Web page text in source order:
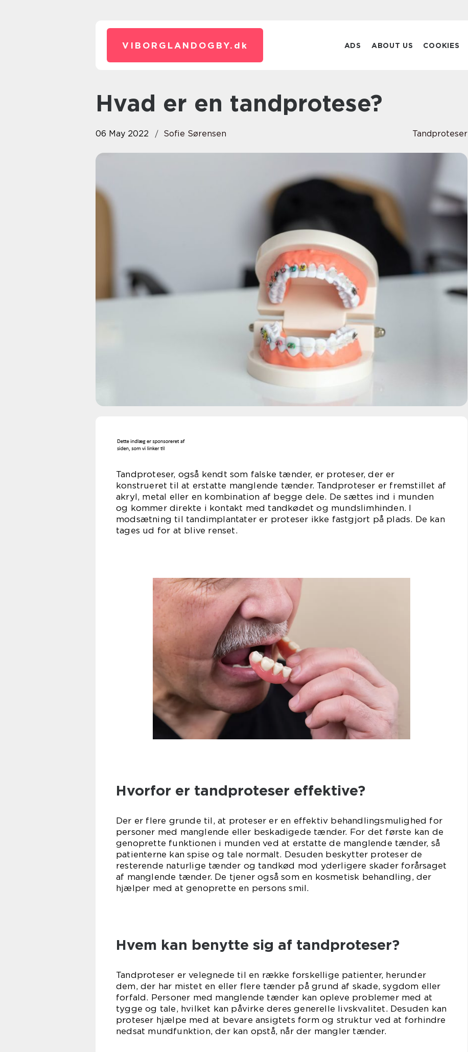
VIBORGLANDOGBY. dk ADS ABOUT US COOKIES
Hvad er en tandprotese?
06 May 2022 Sofie Sørensen Tandproteser
Tandproteser, også kendt som falske tænder, er proteser, der er
konstrueret til at erstatte manglende tænder. Tandproteser er fremstillet af
akryl, metal eller en kombination af begge dele. De sættes ind i munden
og kommer direkte i kontakt med tandkødet og mundslimhinden. I
modsætning til tandimplantater er proteser ikke fastgjort på plads. De kan
tages ud for at blive renset.
Hvorfor er tandproteser effektive?
Der er flere grunde til, at proteser er en effektiv behandlingsmulighed for
personer med manglende eller beskadigede tænder. For det første kan de
genoprette funktionen i munden ved at erstatte de manglende tænder, så
patienterne kan spise og tale normalt. Desuden beskytter proteser de
resterende naturlige tænder og tandkød mod yderligere skader forårsaget
af manglende tænder. De tjener også som en kosmetisk behandling, der
hjælper med at genoprette en persons smil.
Hvem kan benytte sig af tandproteser?
Tandproteser er velegnede til en række forskellige patienter, herunder
dem, der har mistet en eller flere tænder på grund af skade, sygdom eller
forfald. Personer med manglende tænder kan opleve problemer med at
tygge og tale, hvilket kan påvirke deres generelle livskvalitet. Desuden kan
proteser hjælpe med at bevare ansigtets form og struktur ved at forhindre
nedsat mundfunktion, der kan opstå, når der mangler tænder.